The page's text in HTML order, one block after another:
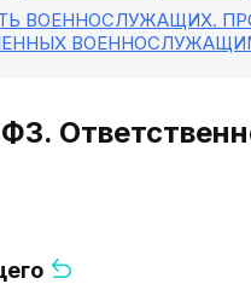
ВОЕННОСЛУЖАЩИХ.